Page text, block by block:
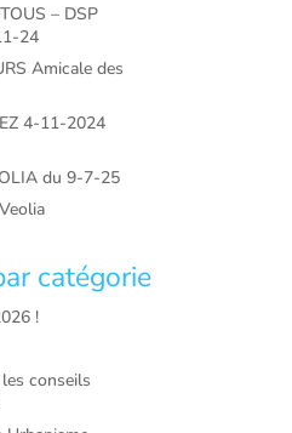
– DSP
24
Amicale des
4-11-2024
du 9-7-25
catégorie
!
conseils